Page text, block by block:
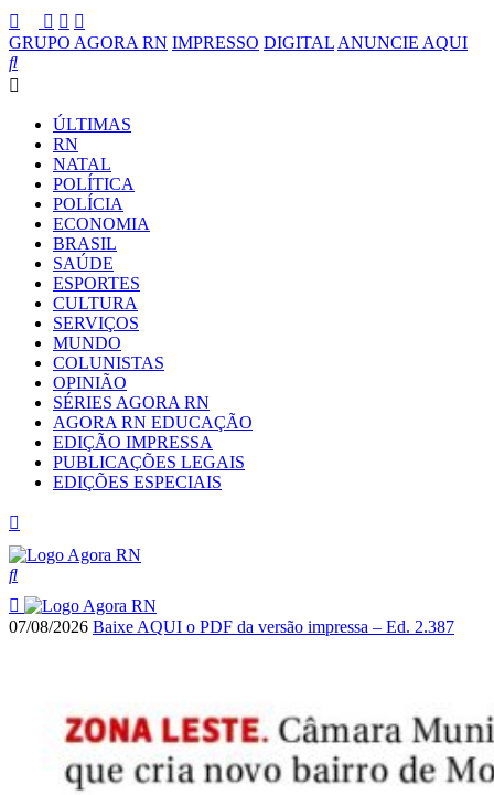
GRUPO AGORA RN IMPRESSO DIGITAL ANUNCIE AQUI
ÚLTIMAS
RN
NATAL
POLÍTICA
POLÍCIA
ECONOMIA
BRASIL
SAÚDE
ESPORTES
CULTURA
SERVIÇOS
MUNDO
COLUNISTAS
OPINIÃO
SÉRIES AGORA RN
AGORA RN EDUCAÇÃO
EDIÇÃO IMPRESSA
PUBLICAÇÕES LEGAIS
EDIÇÕES ESPECIAIS
07/08/2026 Baixe AQUI o PDF da versão impressa – Ed. 2.387